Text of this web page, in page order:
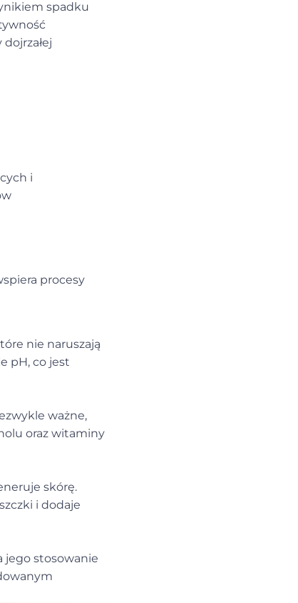
spadku
i
procesy
nie naruszają
pH, co jest
ważne,
oraz witaminy
skórę.
i dodaje
jego stosowanie